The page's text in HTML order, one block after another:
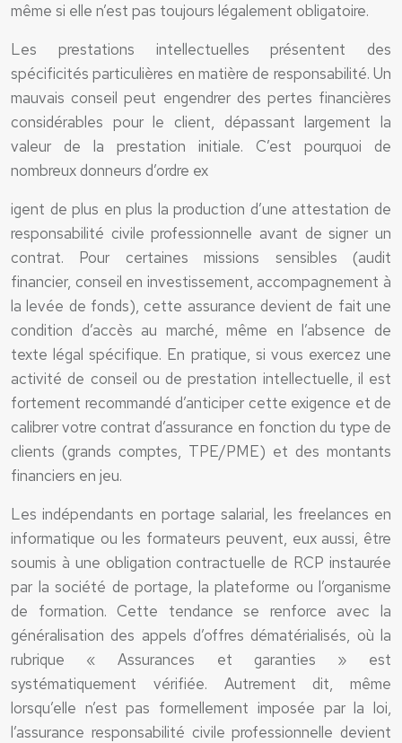
même si elle n’est pas toujours légalement obligatoire.
Les prestations intellectuelles présentent des
spécificités particulières en matière de responsabilité. Un
mauvais conseil peut engendrer des pertes financières
considérables pour le client, dépassant largement la
valeur de la prestation initiale. C’est pourquoi de
nombreux donneurs d’ordre ex
igent de plus en plus la production d’une attestation de
responsabilité civile professionnelle avant de signer un
contrat. Pour certaines missions sensibles (audit
financier, conseil en investissement, accompagnement à
la levée de fonds), cette assurance devient de fait une
condition d’accès au marché, même en l’absence de
texte légal spécifique. En pratique, si vous exercez une
activité de conseil ou de prestation intellectuelle, il est
fortement recommandé d’anticiper cette exigence et de
calibrer votre contrat d’assurance en fonction du type de
clients (grands comptes, TPE/PME) et des montants
financiers en jeu.
Les indépendants en portage salarial, les freelances en
informatique ou les formateurs peuvent, eux aussi, être
soumis à une obligation contractuelle de RCP instaurée
par la société de portage, la plateforme ou l’organisme
de formation. Cette tendance se renforce avec la
généralisation des appels d’offres dématérialisés, où la
rubrique « Assurances et garanties » est
systématiquement vérifiée. Autrement dit, même
lorsqu’elle n’est pas formellement imposée par la loi,
l’assurance responsabilité civile professionnelle devient